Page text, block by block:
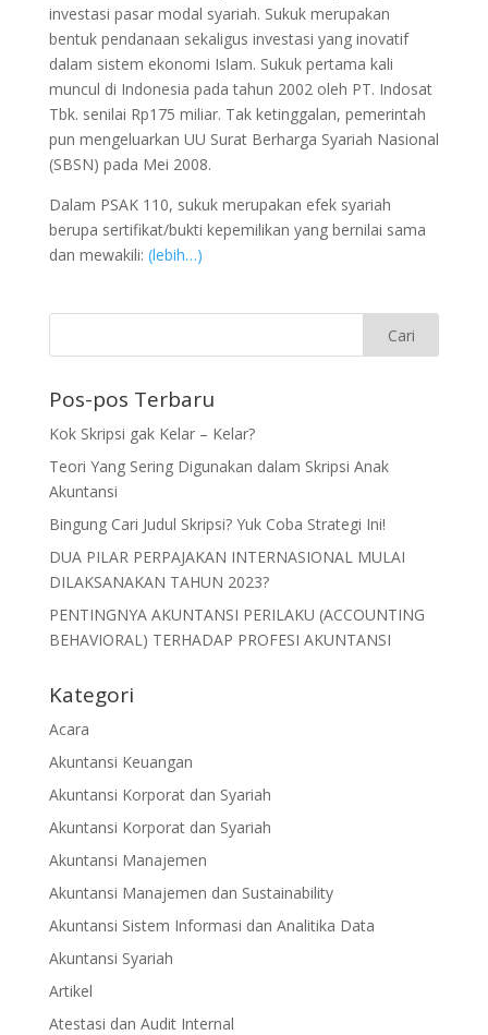
investasi pasar modal syariah. Sukuk merupakan
bentuk pendanaan sekaligus investasi yang inovatif
dalam sistem ekonomi Islam. Sukuk pertama kali
muncul di Indonesia pada tahun 2002 oleh PT. Indosat
Tbk. senilai Rp175 miliar. Tak ketinggalan, pemerintah
pun mengeluarkan UU Surat Berharga Syariah Nasional
(SBSN) pada Mei 2008.
Dalam PSAK 110, sukuk merupakan efek syariah
berupa sertifikat/bukti kepemilikan yang bernilai sama
dan mewakili: (lebih…)
Pos-pos Terbaru
Kok Skripsi gak Kelar – Kelar?
Teori Yang Sering Digunakan dalam Skripsi Anak
Akuntansi
Bingung Cari Judul Skripsi? Yuk Coba Strategi Ini!
DUA PILAR PERPAJAKAN INTERNASIONAL MULAI
DILAKSANAKAN TAHUN 2023?
PENTINGNYA AKUNTANSI PERILAKU (ACCOUNTING
BEHAVIORAL) TERHADAP PROFESI AKUNTANSI
Kategori
Acara
Akuntansi Keuangan
Akuntansi Korporat dan Syariah
Akuntansi Korporat dan Syariah
Akuntansi Manajemen
Akuntansi Manajemen dan Sustainability
Akuntansi Sistem Informasi dan Analitika Data
Akuntansi Syariah
Artikel
Atestasi dan Audit Internal